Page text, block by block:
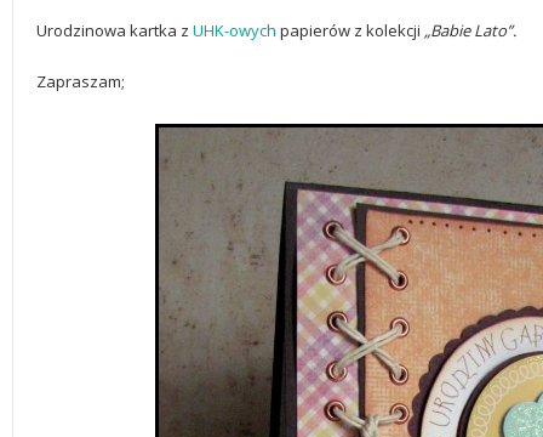
Urodzinowa kartka z UHK-owych papierów z kolekcji „Babie Lato”.
Zapraszam;